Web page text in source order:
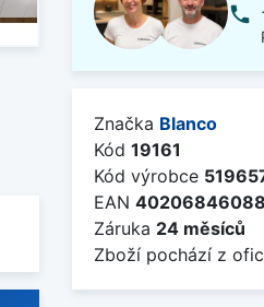
phone
Značka Blanco
Kód 19161
Kód výrobce
EAN
Záruka 24 měsíců
Zboží pochází z